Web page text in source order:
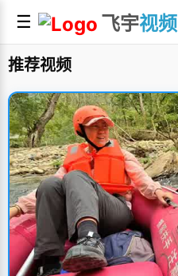
☰ 飞宇视频
推荐视频